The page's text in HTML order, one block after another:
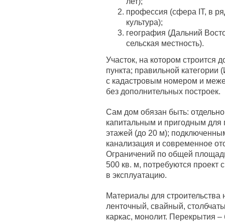
профессия (сфера IT, в
культура);
география (Дальний
сельская местность).
Участок, на котором строится
пункта; правильной
с кадастровым номером и
без дополнительных построек.
Сам дом обязан быть:
капитальным и пригодным
этажей (до 20 м);
канализация и современное
Ограничений по общей
500 кв. м, потребуются проект
в эксплуатацию.
Материалы для
ленточный, свайный,
каркас, монолит. Перекрытия